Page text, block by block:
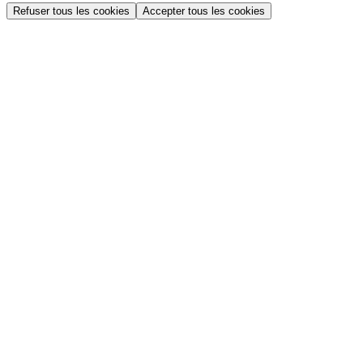
Refuser tous les cookies Accepter tous les cookies